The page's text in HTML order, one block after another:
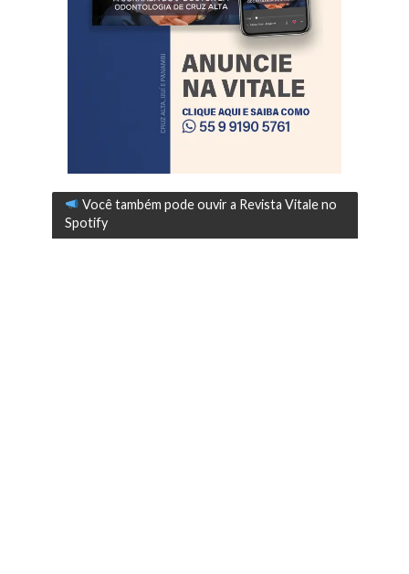
Você também pode ouvir a Revista Vitale no
Spotify